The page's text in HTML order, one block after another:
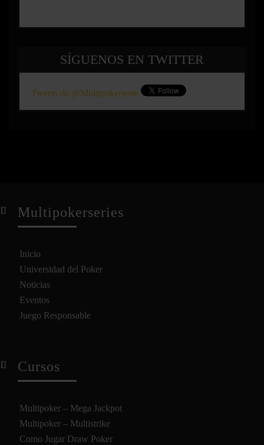
SÍGUENOS EN TWITTER
Tweets de @Multipokerserie
Multipokerseries
Inicio
Universidad del Poker
Noticias
Eventos
Juego Responsable
Cursos
Multipoker – Mega Jackpot
Multipoker – Multistrike
Como Jugar Draw Poker